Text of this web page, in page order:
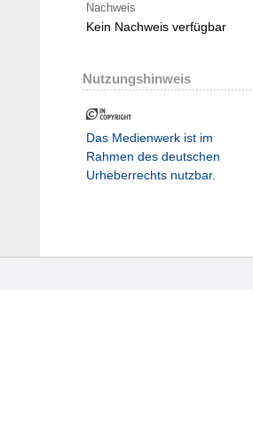
Nachweis
Kein Nachweis verfügbar
Nutzungshinweis
Das Medienwerk ist im
Rahmen des deutschen
Urheberrechts nutzbar.